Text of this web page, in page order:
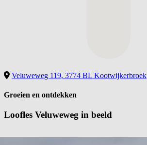
Veluweweg 119, 3774 BL Kootwijkerbroek
Groeien en ontdekken
Loofles Veluweweg in beeld